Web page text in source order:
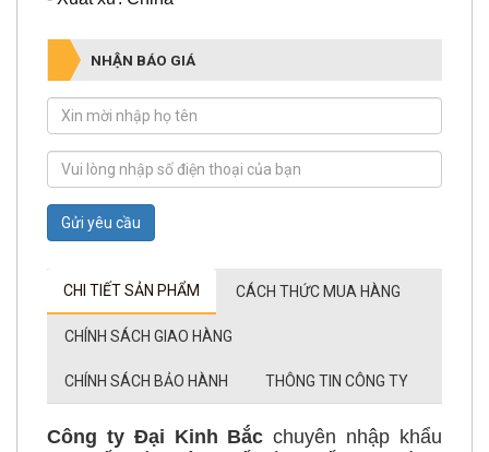
CHI TIẾT SẢN PHẨM
CHÍNH SÁCH BẢO HÀNH THÔNG TIN CÔNG TY